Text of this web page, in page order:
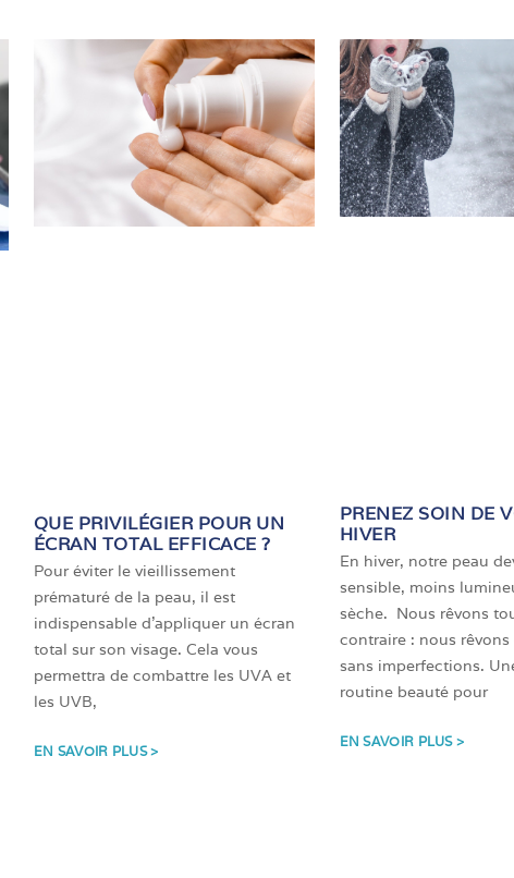
QUE PRIVILÉGIER POUR UN
ÉCRAN TOTAL EFFICACE ?
Pour éviter le vieillissement
prématuré de la peau, il est
indispensable d’appliquer un écran
total sur son visage. Cela vous
permettra de combattre les UVA et
les UVB,
EN SAVOIR PLUS >
PRENEZ SOIN DE
HIVER
En hiver, notre peau
sensible, moins
sèche. Nous rêvons
contraire : nous rêvons
sans imperfections.
routine beauté pour
EN SAVOIR PLUS >